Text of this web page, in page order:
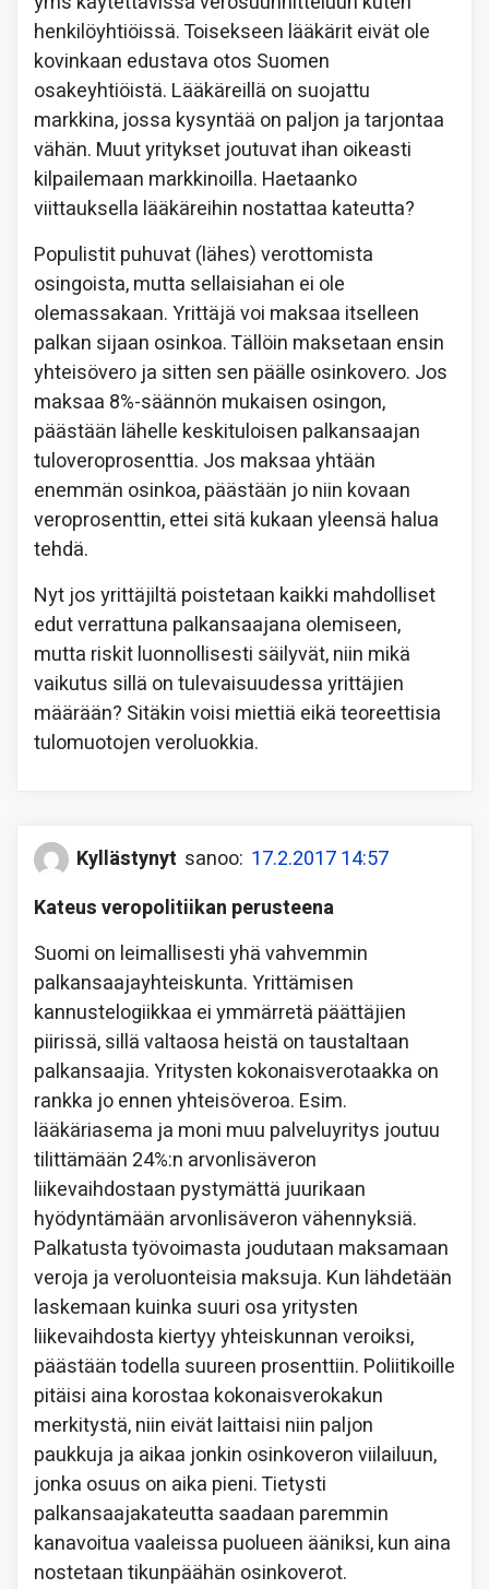
henkilöyhtiöissä. Toisekseen lääkärit eivät ole
kovinkaan edustava otos Suomen
osakeyhtiöistä. Lääkäreillä on suojattu
markkina, jossa kysyntää on paljon ja tarjontaa
vähän. Muut yritykset joutuvat ihan oikeasti
kilpailemaan markkinoilla. Haetaanko
viittauksella lääkäreihin nostattaa kateutta?
Populistit puhuvat (lähes) verottomista
osingoista, mutta sellaisiahan ei ole
olemassakaan. Yrittäjä voi maksaa itselleen
palkan sijaan osinkoa. Tällöin maksetaan ensin
yhteisövero ja sitten sen päälle osinkovero. Jos
maksaa 8%-säännön mukaisen osingon,
päästään lähelle keskituloisen palkansaajan
tuloveroprosenttia. Jos maksaa yhtään
enemmän osinkoa, päästään jo niin kovaan
veroprosenttin, ettei sitä kukaan yleensä halua
tehdä.
Nyt jos yrittäjiltä poistetaan kaikki mahdolliset
edut verrattuna palkansaajana olemiseen,
mutta riskit luonnollisesti säilyvät, niin mikä
vaikutus sillä on tulevaisuudessa yrittäjien
määrään? Sitäkin voisi miettiä eikä teoreettisia
tulomuotojen veroluokkia.
Kyllästynyt sanoo: 17.2.2017 14:57
Kateus veropolitiikan perusteena
Suomi on leimallisesti yhä vahvemmin
palkansaajayhteiskunta. Yrittämisen
kannustelogiikkaa ei ymmärretä päättäjien
piirissä, sillä valtaosa heistä on taustaltaan
palkansaajia. Yritysten kokonaisverotaakka on
rankka jo ennen yhteisöveroa. Esim.
lääkäriasema ja moni muu palveluyritys joutuu
tilittämään 24%:n arvonlisäveron
liikevaihdostaan pystymättä juurikaan
hyödyntämään arvonlisäveron vähennyksiä.
Palkatusta työvoimasta joudutaan maksamaan
veroja ja veroluonteisia maksuja. Kun lähdetään
laskemaan kuinka suuri osa yritysten
liikevaihdosta kiertyy yhteiskunnan veroiksi,
päästään todella suureen prosenttiin. Poliitikoille
pitäisi aina korostaa kokonaisverokakun
merkitystä, niin eivät laittaisi niin paljon
paukkuja ja aikaa jonkin osinkoveron viilailuun,
jonka osuus on aika pieni. Tietysti
palkansaajakateutta saadaan paremmin
kanavoitua vaaleissa puolueen ääniksi, kun aina
nostetaan tikunpäähän osinkoverot.